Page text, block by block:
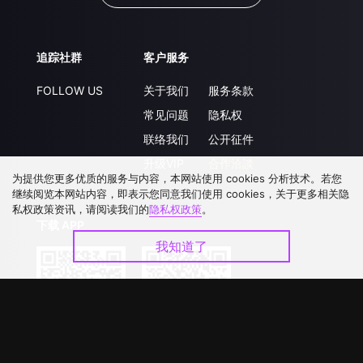
追踪社群
FOLLOW US
客户服务
关于我们
常见问题
联络我们
服务条款
隐私权
公开征件
为提供您更多优质的服务与内容，本网站使用 cookies 分析技术。若您
继续阅览本网站内容，即表示您同意我们使用 cookies，关于更多相关隐
私权政策资讯，请阅读我们的隐私权政策。
我知道了